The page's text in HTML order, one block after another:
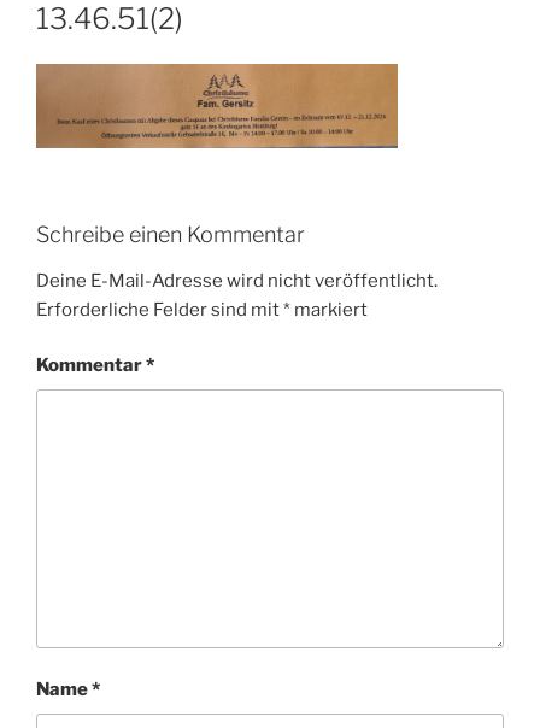
13.46.51(2)
Schreibe einen Kommentar
Deine E-Mail-Adresse wird nicht veröffentlicht.
Erforderliche Felder sind mit* markiert
Kommentar*
Name*